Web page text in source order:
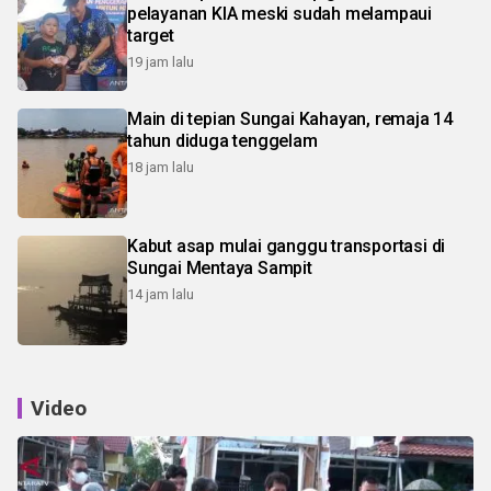
pelayanan KIA meski sudah melampaui
target
19 jam lalu
Main di tepian Sungai Kahayan, remaja 14
tahun diduga tenggelam
18 jam lalu
Kabut asap mulai ganggu transportasi di
Sungai Mentaya Sampit
14 jam lalu
Video